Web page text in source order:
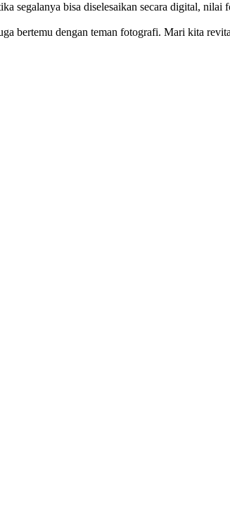
segalanya bisa diselesaikan secara digital,
bertemu dengan teman fotografi. Mari kita